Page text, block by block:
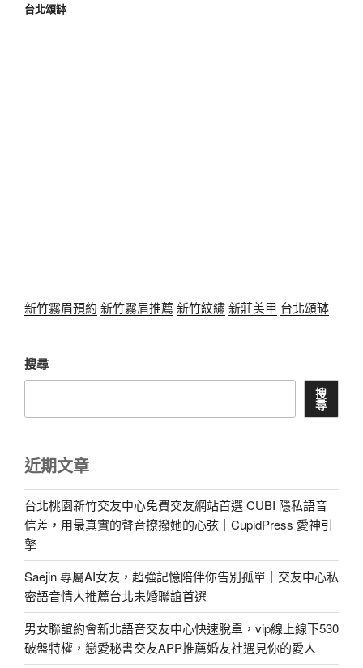
台北頌缽
新竹霧眉預約 新竹霧眉推薦 新竹紋繡新莊美甲 台北頌缽
搜尋
搜
尋
近期文章
台北桃園新竹交友中心免費交友網站首選 CUBI 隱私語音
信差，用最真實的聲音撩撥她的心弦｜CupidPress 愛神引
擎
Saejin 專屬AI女友，超強記憶陪伴你告別孤單｜交友中心私
密語音情人推薦台北未婚聯誼首選
男女聯誼約會新北語音交友中心快速脫單，vip線上線下530
破盤特權，戀愛秘書交友APP推薦婚友社遇見你的愛人